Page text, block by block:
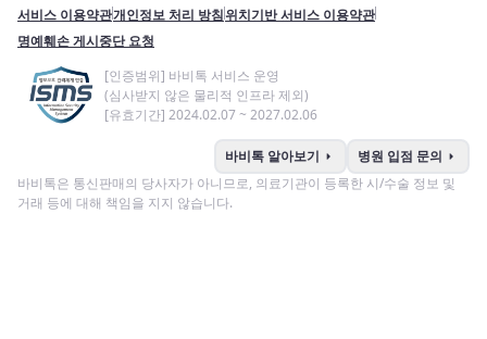
서비스 이용약관개인정보 처리 방침위치기반 서비스 이용약관
명예훼손 게시중단 요청
[인증범위] 바비톡 서비스 운영
(심사받지 않은 물리적 인프라 제외)
[유효기간] 2024.02.07 ~ 2027.02.06
바비톡 알아보기 arrow_right 병원 입점 문의 arrow_right
바비톡은 통신판매의 당사자가 아니므로, 의료기관이 등록한 시/수술 정보 및
거래 등에 대해 책임을 지지 않습니다.